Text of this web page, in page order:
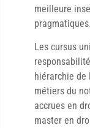
meilleure
pragmatiques.
Les cursus
hiérarchie de
métiers du
accrues en
master en